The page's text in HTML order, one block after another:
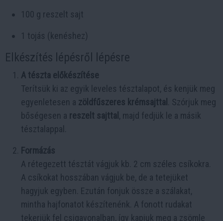
100 g reszelt sajt
1 tojás (kenéshez)
Elkészítés lépésről lépésre
A tészta előkészítése
Terítsük ki az egyik leveles tésztalapot, és kenjük meg
egyenletesen a zöldfűszeres krémsajttal
. Szórjuk meg
bőségesen a reszelt sajttal , majd fedjük le a másik
tésztalappal.
Formázás
A rétegezett tésztát vágjuk kb. 2 cm széles csíkokra.
A csíkokat hosszában vágjuk be, de a tetejüket
hagyjuk egyben. Ezután fonjuk össze a szálakat,
mintha hajfonatot készítenénk. A fonott rudakat
tekerjük fel csigavonalban, így kapjuk meg a zsömle